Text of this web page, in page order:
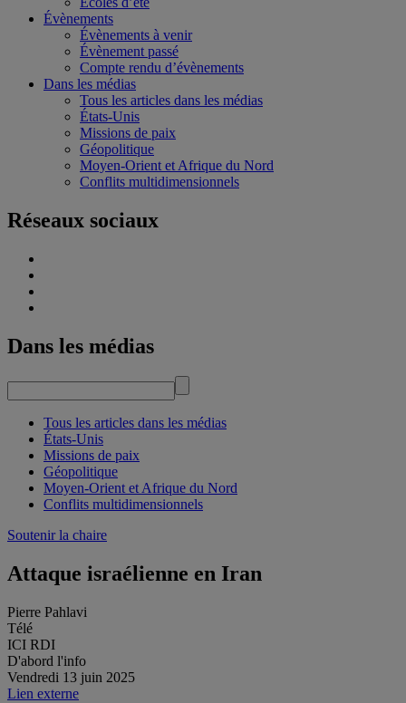
Évènements
Évènements à venir
Évènement passé
Compte rendu d’évènements
Dans les médias
Tous les articles dans les médias
États-Unis
Missions de paix
Géopolitique
Moyen-Orient et Afrique du Nord
Conflits multidimensionnels
Réseaux sociaux
Dans les médias
Tous les articles dans les médias
États-Unis
Missions de paix
Géopolitique
Moyen-Orient et Afrique du Nord
Conflits multidimensionnels
Soutenir la chaire
Attaque israélienne en Iran
Pierre Pahlavi
Télé
ICI RDI
D'abord l'info
Vendredi 13 juin 2025
Lien externe